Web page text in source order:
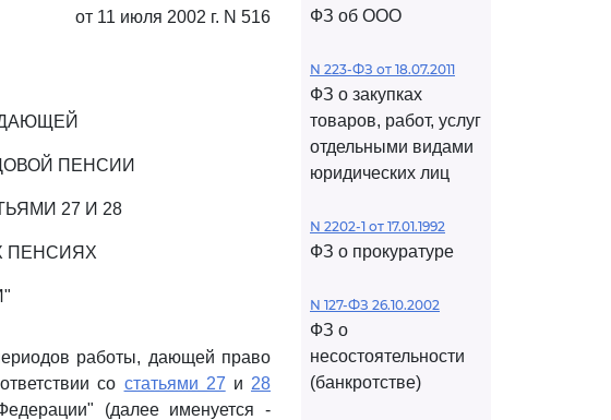
от 11 июля 2002 г. N 516
ПЕНСИИ
27 И 28
ПЕНСИЯХ
работы, дающей право
со статьями 27 и 28
(далее именуется -
ФЗ об ООО
N 223-ФЗ от 18.07.2011
ФЗ о закупках
товаров, работ, услуг
отдельными видами
юридических лиц
N 2202-1 от 17.01.1992
ФЗ о прокуратуре
N 127-ФЗ 26.10.2002
ФЗ о
несостоятельности
(банкротстве)